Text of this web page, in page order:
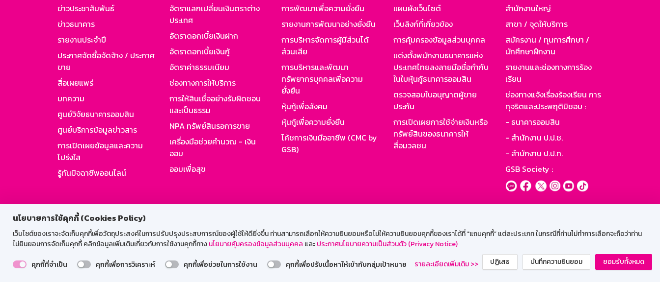
นโยบายการใช้คุกกี้ (Cookies Policy)
เว็บไซต์ของเราจะจัดเก็บคุกกี้เพื่อวัตถุประสงค์ในการปรับปรุงประสบการณ์ของผู้ใช้ให้ดียิ่งขึ้น ท่านสามารถเลือกให้ความยินยอมหรือไม่ให้ความยินยอมคุกกี้ของเราได้ที่ "แถบคุกกี้” แต่ละประเภท ในกรณีที่ท่านไม่ทำการเลือกจะถือว่าท่าน
ไม่ยินยอมการจัดเก็บคุกกี้ คลิกข้อมูลเพิ่มเติมเกี่ยวกับการใช้งานคุกกี้ทางนโยบายคุ้มครองข้อมูลส่วนบุคคล และประกาศนโยบายความเป็นส่วนตัว (Privacy Notice)
คุกกี้ที่จำเป็น
คุกกี้เพื่อการวิเคราะห์ คุกกี้เพื่อช่วยในการใช้งาน คุกกี้เพื่อปรับเนื้อหาให้เข้ากับกลุ่มเป้าหมาย รายละเอียดเพิ่มเติม >> ปฏิเสธ บันทึกความยินยอม ยอมรับทั้งหมด
ข่าวประชาสัมพันธ์
ข่าวธนาคาร
รายงานประจำปี
ประกาศจัดซื้อจัดจ้าง / ประกาศ
ขาย
สื่อเผยแพร่
บทความ
ศูนย์วิจัยธนาคารออมสิน
ศูนย์บริการข้อมูลข่าวสาร
การเปิดเผยข้อมูลและความ
โปร่งใส
รู้ทันมิจฉาชีพออนไลน์
อัตราแลกเปลี่ยนเงินตราต่าง
ประเทศ
อัตราดอกเบี้ยเงินฝาก
อัตราดอกเบี้ยเงินกู้
อัตราค่าธรรมเนียม
ช่องทางการให้บริการ
การให้สินเชื่ออย่างรับผิดชอบ
และเป็นธรรม
NPA ทรัพย์สินรอการขาย
เครื่องมือช่วยคำนวณ - เงิน
ออม
ออมเพื่อสุข
การพัฒนาเพื่อความยั่งยืน
รายงานการพัฒนาอย่างยั่งยืน
การบริหารจัดการผู้มีส่วนได้
ส่วนเสีย
การบริหารและพัฒนา
ทรัพยากรบุคคลเพื่อความ
ยั่งยืน
หุ้นกู้เพื่อสังคม
หุ้นกู้เพื่อความยั่งยืน
โค้ชการเงินมืออาชีพ (CMC by
GSB)
แผนผังเว็บไซต์
เว็บลิงก์ที่เกี่ยวข้อง
การคุ้มครองข้อมูลส่วนบุคคล
แต่งตั้งพนักงานธนาคารแห่ง
ประเทศไทยลงลายมือชื่อกำกับ
ในใบหุ้นกู้ธนาคารออมสิน
ตรวจสอบใบอนุญาตผู้ขาย
ประกัน
การเปิดเผยการใช้จ่ายเงินหรือ
ทรัพย์สินของธนาคารให้
สื่อมวลชน
สำนักงานใหญ่
สาขา / จุดให้บริการ
สมัครงาน / ทุนการศึกษา /
นักศึกษาฝึกงาน
รายงานและช่องทางการร้อง
เรียน
ช่องทางแจ้งเรื่องร้องเรียน การ
ทุจริตและประพฤติมิชอบ :
- ธนาคารออมสิน
- สำนักงาน ป.ป.ช.
- สำนักงาน ป.ป.ท.
GSB Society :
รองรับการใช้งานได้ดีบนเว็บบราวเซอร์